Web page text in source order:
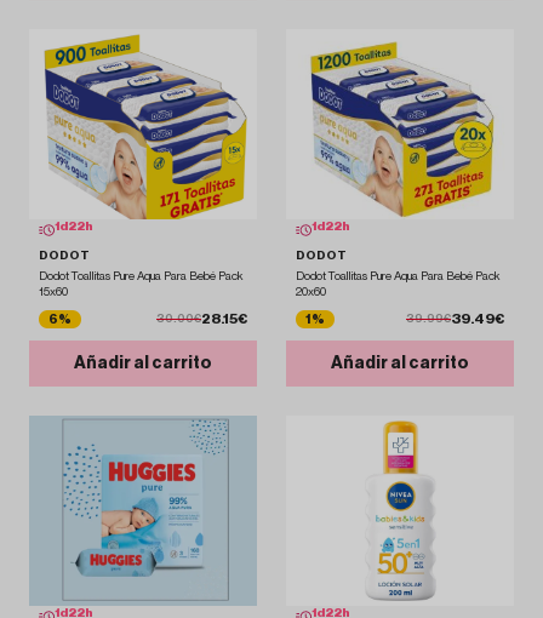
1 d 22 h
DODOT
Dodot Toallitas Pure Aqua Para Bebé Pack
15x60
6% 30.00€28.15€
Añadir al carrito
1 d 22 h
DODOT
Dodot Toallitas Pure Aqua Para Bebé Pack
20x60
1% 39.99€39.49€
Añadir al carrito
1 d 22 h 1 d 22 h